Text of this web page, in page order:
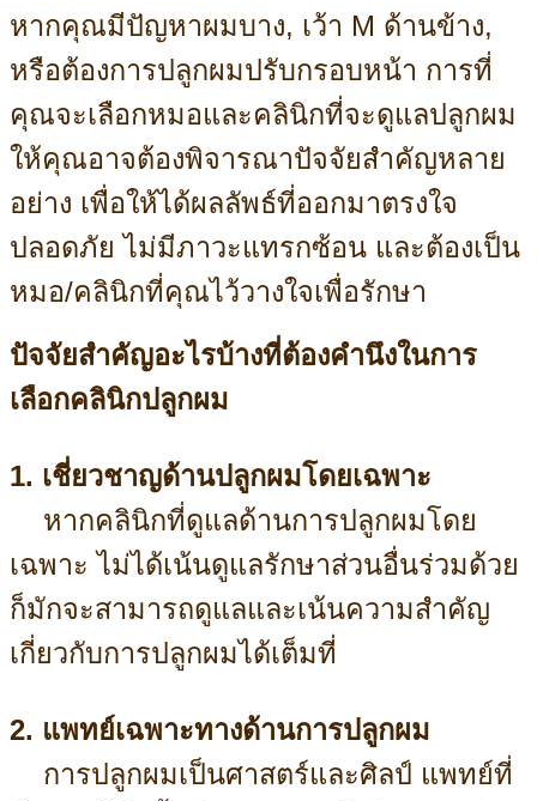
หากคุณมีปัญหาผมบาง, เว้า M ด้านข้าง,
หรือต้องการปลูกผมปรับกรอบหน้า การที่
คุณจะเลือกหมอและคลินิกที่จะดูแลปลูกผม
ให้คุณอาจต้องพิจารณาปัจจัยสำคัญหลาย
อย่าง เพื่อให้ได้ผลลัพธ์ที่ออกมาตรงใจ
ปลอดภัย ไม่มีภาวะแทรกซ้อน และต้องเป็น
หมอ/คลินิกที่คุณไว้วางใจเพื่อรักษา
ปัจจัยสำคัญอะไรบ้างที่ต้องคำนึงในการ
เลือกคลินิกปลูกผม
1. เชี่ยวชาญด้านปลูกผมโดยเฉพาะ
หากคลินิกที่ดูแลด้านการปลูกผมโดย
เฉพาะ ไม่ได้เน้นดูแลรักษาส่วนอื่นร่วมด้วย
ก็มักจะสามารถดูแลและเน้นความสำคัญ
เกี่ยวกับการปลูกผมได้เต็มที่
2. แพทย์เฉพาะทางด้านการปลูกผม
การปลูกผมเป็นศาสตร์และศิลป์ แพทย์ที่